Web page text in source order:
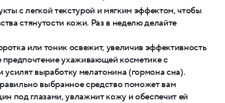
с легкой текстурой и мягким эффектом, чтобы
стянутости кожи. Раз в неделю делайте
или тоник освежит, увеличив эффективность
ухаживающей косметике с
усилят выработку мелатонина (гормона сна).
выбранное средство поможет вам
под глазами, увлажнит кожу и обеспечит ей